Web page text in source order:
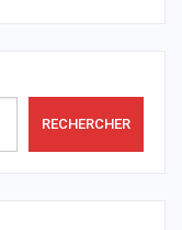
RECHERCHER